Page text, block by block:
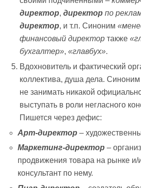
директор,директор по
директор, и т.п. Синоним
финансовый директор также
бухгалтер»,«главбух».
Вдохновитель и фактический
коллектива, душа дела.
не занимать никакой
выступать в роли негласного
Пишется через дефис:
Арт-директор–
Маркетинг-директор–
продвижения товара на рынке и/
консультант по нему.